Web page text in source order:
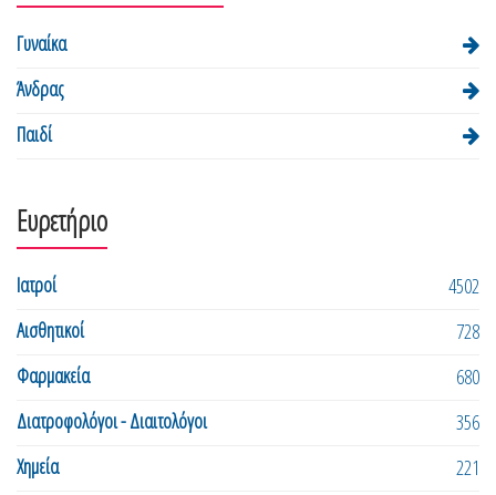
Γυναίκα
Άνδρας
Παιδί
Ευρετήριο
Ιατροί
4502
Αισθητικοί
728
Φαρμακεία
680
Διατροφολόγοι - Διαιτολόγοι
356
Χημεία
221